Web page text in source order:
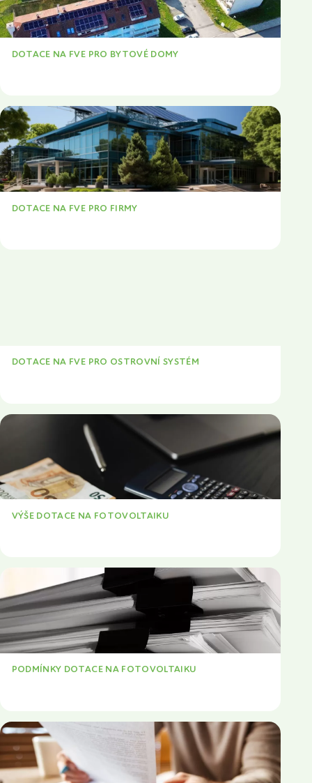
VÍCE
DOTACE NA FVE PRO BYTOVÉ DOMY
VÍCE
DOTACE NA FVE PRO FIRMY
VÍCE
DOTACE NA FVE PRO OSTROVNÍ SYSTÉM
VÍCE
VÝŠE DOTACE NA FOTOVOLTAIKU
VÍCE
PODMÍNKY DOTACE NA FOTOVOLTAIKU